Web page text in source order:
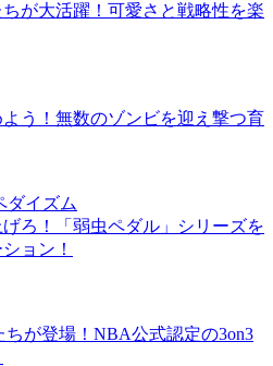
が大活躍！可愛さと戦略性を楽
う！無数のゾンビを迎え撃つ育
ダイズム
ろ！「弱虫ペダル」シリーズを
ョン！
が登場！NBA公式認定の3on3